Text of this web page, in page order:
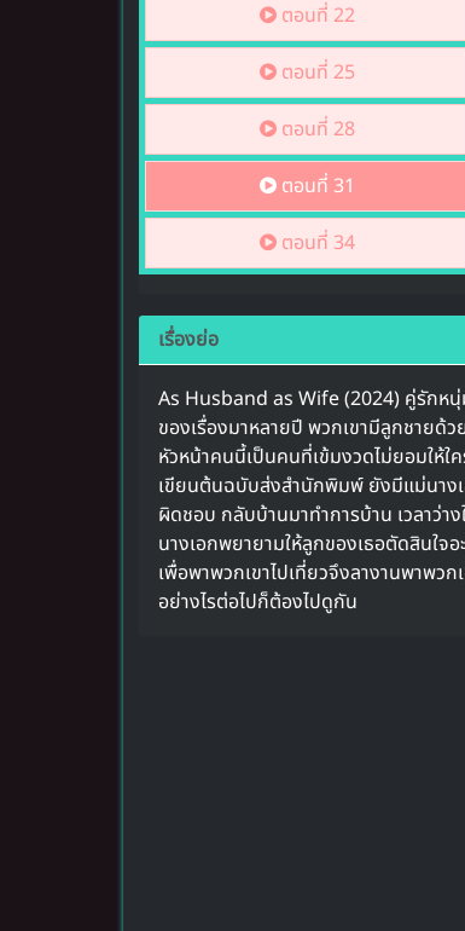
ตอนที่ 22
ตอนที่ 25
ตอนที่ 28
ตอนที่ 31
ตอนที่ 34
เรื่องย่อ
As Husband as Wife (2024) คู่รักหนุ่
ของเรื่องมาหลายปี พวกเขามีลูกชาย
หัวหน้าคนนี้เป็นคนที่เข้มงวดไม่ยอมให้
เขียนต้นฉบับส่งสำนักพิมพ์ ยังมีแม่นาง
ผิดชอบ กลับบ้านมาทำการบ้าน เวลาว่า
นางเอกพยายามให้ลูกของเธอตัดสินใจ
เพื่อพาพวกเขาไปเที่ยวจึงลางานพาพว
อย่างไรต่อไปก็ต้องไปดูกัน